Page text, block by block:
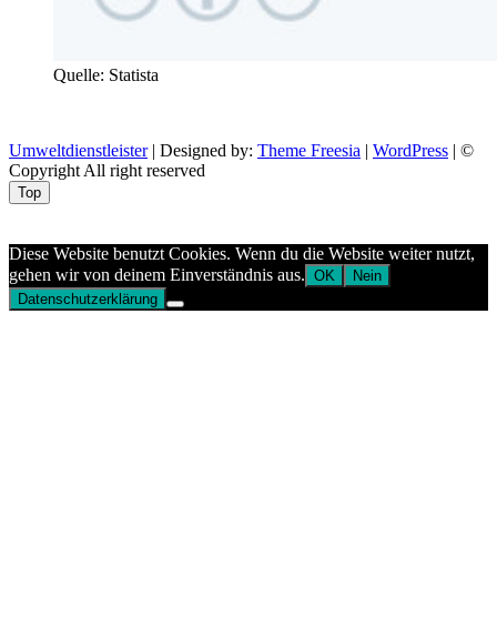
Quelle: Statista
Umweltdienstleister| Designed by: Theme Freesia WordPress | ©
Copyright All right reserved
Top
Diese Website benutzt Cookies. Wenn du die Website weiter nutzt,
gehen wir von deinem Einverständnis aus. OK
Nein
Datenschutzerklärung